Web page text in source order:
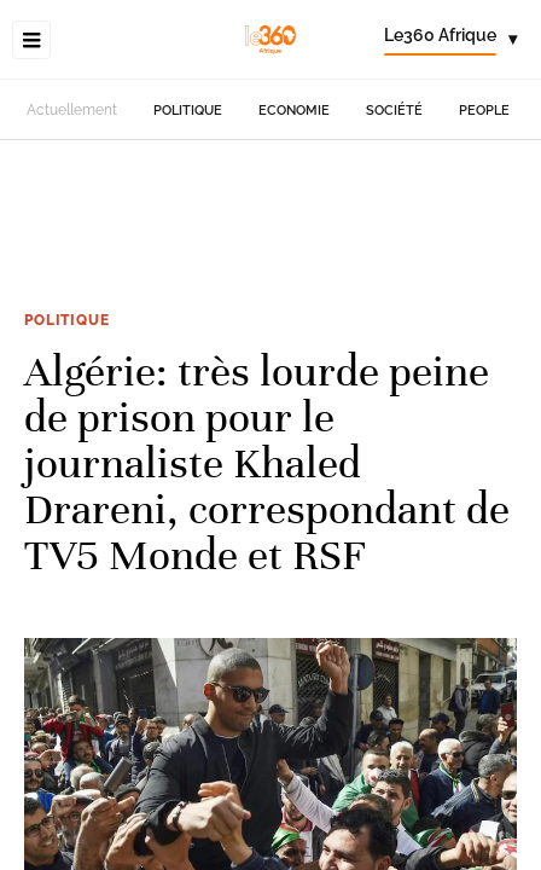
Le360 Afrique ▾
Actuellement POLITIQUE ECONOMIE SOCIÉTÉ PEOPLE
POLITIQUE
Algérie: très lourde peine
de prison pour le
journaliste Khaled
Drareni, correspondant de
TV5 Monde et RSF